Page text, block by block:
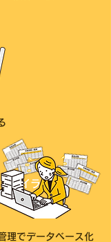
イラス
ト
理でデータベース化